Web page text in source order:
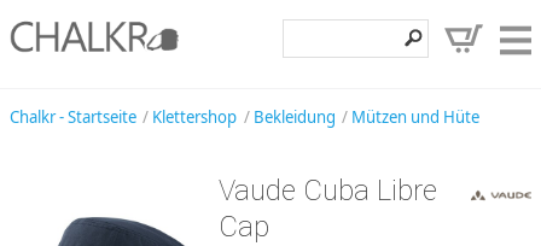
Klettershop
Entdecken
Chalkr - Startseite Klettershop Bekleidung Mützen und Hüte
Vaude Cuba Libre
Cap